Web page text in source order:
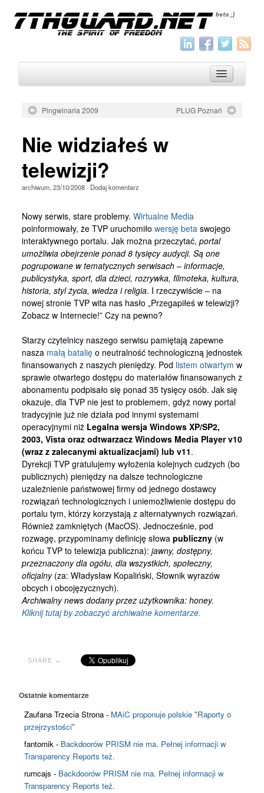
Archiwum
Wszystko
Aktualności
Krótkie
Jak pisać
Kontakt
Pingwinaria 2009 PLUG Poznań
Nie widziałeś w
telewizji?
archiwum, 23/10/2008· Dodaj komentarz
Nowy serwis, stare problemy. Wirtualne Media
poinformowały, że TVP uruchomiło wersję beta swojego
interaktywnego portalu. Jak można przeczytać, portal
umożliwia obejrzenie ponad 8 tysięcy audycji. Są one
pogrupowane w tematycznych serwisach – informacje,
publicystyka, sport, dla dzieci, rozrywka, filmoteka, kultura,
historia, styl życia, wiedza i religia. I rzeczywiście – na
nowej stronie TVP wita nas hasło „Przegapiłeś w telewizji?
Zobacz w Internecie!” Czy na pewno?
Starzy czytelnicy naszego serwisu pamiętają zapewne
nasza małą batalięo neutralność technologiczną jednostek
finansowanych z naszych pieniędzy. Pod listem otwartym w
sprawie otwartego dostępu do materiałów finansowanych z
abonamentu podpisało się ponad 35 tysięcy osób. Jak się
okazuje, dla TVP nie jest to problemem, gdyż nowy portal
tradycyjnie już nie działa pod innymi systemami
operacyjnymi niż Legalna wersja Windows XP/SP2,
2003, Vista oraz odtwarzacz Windows Media Player v10
(wraz z zalecanymi aktualizacjami) lub v11.
Dyrekcji TVP gratulujemy wyłożenia kolejnych cudzych (bo
publicznych) pieniędzy na dalsze technologiczne
uzależnienie państwowej firmy od jednego dostawcy
rozwiązań technologicznych i uniemożliwienie dostępu do
portalu tym, którzy korzystają z alternatywnych rozwiązań.
Również zamkniętych (MacOS). Jednocześnie, pod
rozwagę, przypominamy definicję słowa publiczny(w
końcu TVP to telewizja publiczna): jawny, dostępny,
przeznaczony dla ogółu, dla wszystkich, społeczny,
oficjalny(za: Władysław Kopaliński, Słownik wyrazów
obcych i obcojęzycznych).
Archiwalny news dodany przez użytkownika: honey.
Kliknij tutaj by zobaczyć archiwalne komentarze.
SHARE →
Ostatnie komentarze
Zaufana Trzecia Strona - MAiC proponuje polskie "Raporty o
przejrzystości"
fantomik - Backdoorów PRISM nie ma. Pełnej informacji w
Transparency Reports też.
rumcajs - Backdoorów PRISM nie ma. Pełnej informacji w
Transparency Reports też.